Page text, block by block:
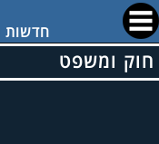
חדשות
חוק ומשפט